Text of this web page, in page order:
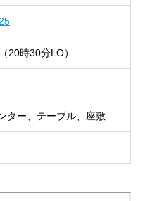
20時30分LO）
ター、テーブル、座敷